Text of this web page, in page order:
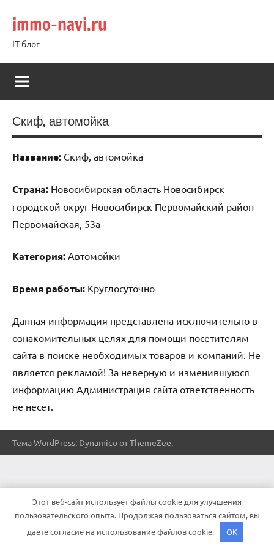
содержимому
immo-navi.ru
IT блог
Скиф, автомойка
Название: Скиф, автомойка
Страна: Новосибирская область Новосибирск
городской округ Новосибирск Первомайский район
Первомайская, 53а
Категория: Автомойки
Время работы: Круглосуточно
Данная информация представлена исключительно в
ознакомительных целях для помощи посетителям
сайта в поиске необходимых товаров и компаний. Не
является рекламой! За неверную и изменившуюся
информацию Администрация сайта ответственность
не несет.
Тема WordPress: Dynamico от ThemeZee.
Этот веб-сайт использует файлы cookie для улучшения
пользовательского опыта. Продолжая пользоваться сайтом, вы
даете согласие на использование файлов cookie.
OK